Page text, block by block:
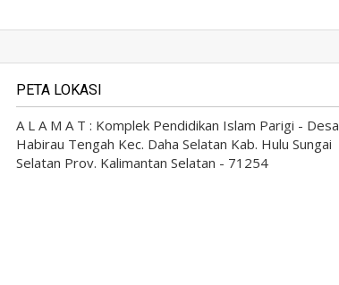
PETA LOKASI
A L A M A T : Komplek Pendidikan Islam Parigi - Desa
Habirau Tengah Kec. Daha Selatan Kab. Hulu Sungai
Selatan Prov. Kalimantan Selatan - 71254